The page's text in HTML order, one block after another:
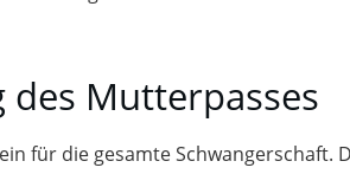
Mutterpasses
für die gesamte Schwangerschaft.